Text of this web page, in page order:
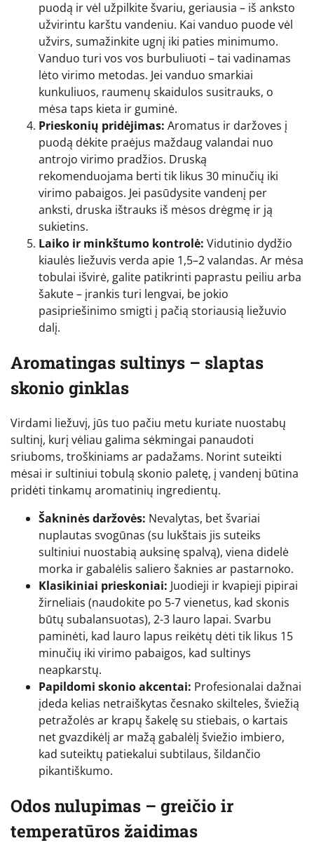
puodą ir vėl užpilkite švariu, geriausia – iš anksto
užvirintu karštu vandeniu. Kai vanduo puode vėl
užvirs, sumažinkite ugnį iki paties minimumo.
Vanduo turi vos vos burbuliuoti – tai vadinamas
lėto virimo metodas. Jei vanduo smarkiai
kunkuliuos, raumenų skaidulos susitrauks, o
mėsa taps kieta ir guminė.
Prieskonių pridėjimas: Aromatus ir daržoves į
puodą dėkite praėjus maždaug valandai nuo
antrojo virimo pradžios. Druską
rekomenduojama berti tik likus 30 minučių iki
virimo pabaigos. Jei pasūdysite vandenį per
anksti, druska ištrauks iš mėsos drėgmę ir ją
sukietins.
Laiko ir minkštumo kontrolė: Vidutinio dydžio
kiaulės liežuvis verda apie 1,5–2 valandas. Ar mėsa
tobulai išvirė, galite patikrinti paprastu peiliu arba
šakute – įrankis turi lengvai, be jokio
pasipriešinimo smigti į pačią storiausią liežuvio
dalį.
Aromatingas sultinys – slaptas
skonio ginklas
Virdami liežuvį, jūs tuo pačiu metu kuriate nuostabų
sultinį, kurį vėliau galima sėkmingai panaudoti
sriuboms, troškiniams ar padažams. Norint suteikti
mėsai ir sultiniui tobulą skonio paletę, į vandenį būtina
pridėti tinkamų aromatinių ingredientų.
Šakninės daržovės: Nevalytas, bet švariai
nuplautas svogūnas (su lukštais jis suteiks
sultiniui nuostabią auksinę spalvą), viena didelė
morka ir gabalėlis saliero šaknies ar pastarnoko.
Klasikiniai prieskoniai: Juodieji ir kvapieji pipirai
žirneliais (naudokite po 5-7 vienetus, kad skonis
būtų subalansuotas), 2-3 lauro lapai. Svarbu
paminėti, kad lauro lapus reikėtų dėti tik likus 15
minučių iki virimo pabaigos, kad sultinys
neapkarstų.
Papildomi skonio akcentai: Profesionalai dažnai
įdeda kelias netraiškytas česnako skilteles, šviežią
petražolės ar krapų šakelę su stiebais, o kartais
net gvazdikėlį ar mažą gabalėlį šviežio imbiero,
kad suteiktų patiekalui subtilaus, šildančio
pikantiškumo.
Odos nulupimas – greičio ir
temperatūros žaidimas